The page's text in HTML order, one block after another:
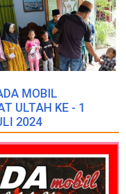
MOBIL
ULTAH KE - 1
2024